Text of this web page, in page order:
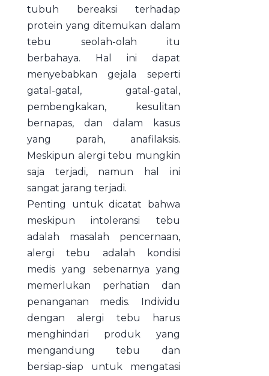
tubuh bereaksi terhadap
protein yang ditemukan dalam
tebu seolah-olah itu
berbahaya. Hal ini dapat
menyebabkan gejala seperti
gatal-gatal, gatal-gatal,
pembengkakan, kesulitan
bernapas, dan dalam kasus
yang parah, anafilaksis.
Meskipun alergi tebu mungkin
saja terjadi, namun hal ini
sangat jarang terjadi.
Penting untuk dicatat bahwa
meskipun intoleransi tebu
adalah masalah pencernaan,
alergi tebu adalah kondisi
medis yang sebenarnya yang
memerlukan perhatian dan
penanganan medis. Individu
dengan alergi tebu harus
menghindari produk yang
mengandung tebu dan
bersiap-siap untuk mengatasi